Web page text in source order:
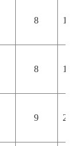
8 145
8 145
9 200